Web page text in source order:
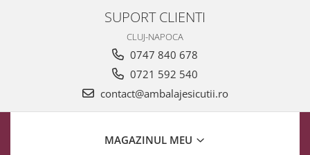
SUPORT CLIENTI
CLUJ-NAPOCA
0747 840 678
0721 592 540
contact@ambalajesicutii.ro
MAGAZINUL MEU